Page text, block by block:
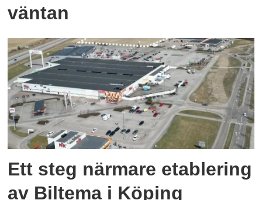
väntan
Ett steg närmare etablering
av Biltema i Köping